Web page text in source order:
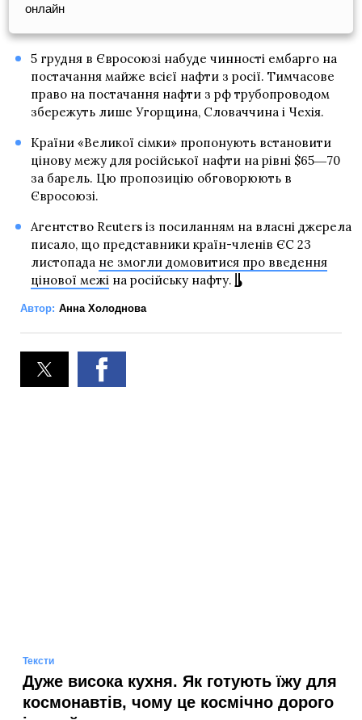
онлайн
5 грудня в Євросоюзі набуде чинності ембарго на
постачання майже всієї нафти з росії. Тимчасове
право на постачання нафти з рф трубопроводом
збережуть лише Угорщина, Словаччина і Чехія.
Країни «Великої сімки» пропонують встановити
цінову межу для російської нафти на рівні $65―70
за барель. Цю пропозицію обговорюють в
Євросоюзі.
Агентство Reuters із посиланням на власні джерела
писало, що представники країн-членів ЄС 23
листопада не змогли домовитися про введення
цінової межіна російську нафту.
Автор: Анна Холоднова